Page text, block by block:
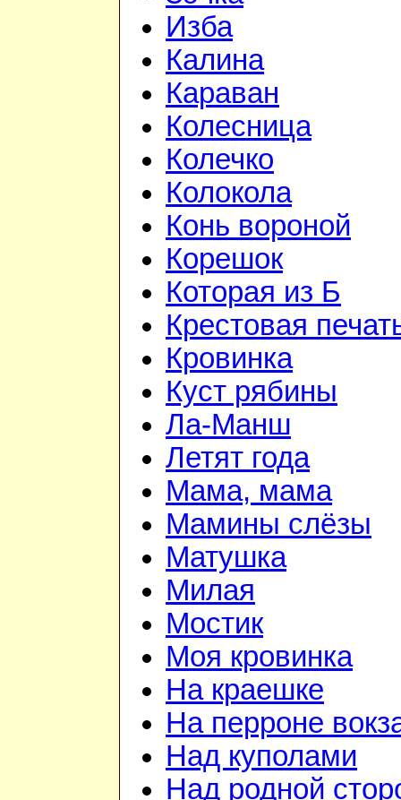
Изба
Калина
Караван
Колесница
Колечко
Колокола
Конь вороной
Корешок
Которая из Б
Крестовая
Кровинка
Куст рябины
Ла-Манш
Летят года
Мама, мама
Мамины слёзы
Матушка
Милая
Мостик
Моя кровинка
На краешке
На перроне
Над куполами
Над родной